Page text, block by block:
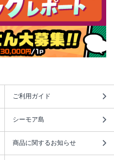
ご利用ガイド
シーモア島
商品に関するお知らせ